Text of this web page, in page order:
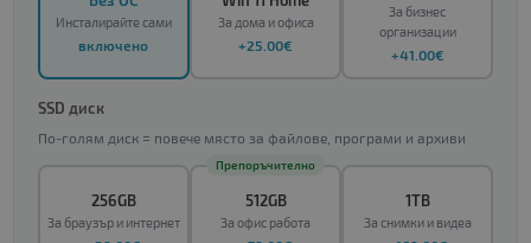
Инсталирайте сами
включено
За дома и офиса
+25.00€
За бизнес
организации
+41.00€
SSD диск
По-голям диск = повече място за файлове, програми и архиви
256GB
За браузър и интернет
512GB
За офис работа
Препоръчително
1TB
За снимки и видеа